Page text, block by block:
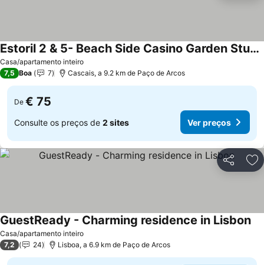
Casa/apartamento inteiro
Estoril 2 & 5- Beach Side Casino Garden Studio
Ver preços
7,5 Boa 7 Cascais, a 9.2 km de Paço de Arcos
De € 75
Consulte os preços de 2 sites Ver preços
Partilhar
Casa/apartamento inteiro
GuestReady - Charming residence in Lisbon
7,2 24 Lisboa, a 6.9 km de Paço de Arcos